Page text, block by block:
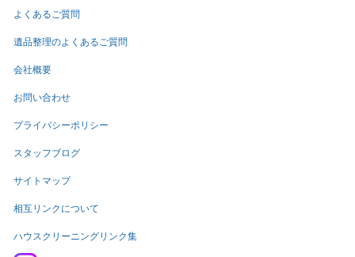
よくあるご質問
遺品整理のよくあるご質問
会社概要
お問い合わせ
プライバシーポリシー
スタッフブログ
サイトマップ
相互リンクについて
ハウスクリーニングリンク集